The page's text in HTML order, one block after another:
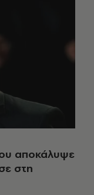
αποκάλυψε
στη